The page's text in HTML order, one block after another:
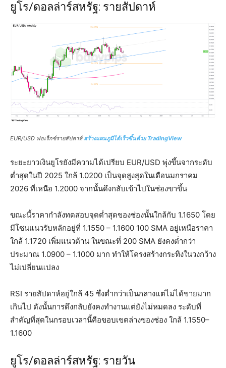
ยูโร/ดอลล่าร์สหรัฐ: รายสัปดาห์
EUR/USD ฟอเร็กซ์รายสัปดาห์ สร้างแผนภูมิได้เร็วขึ้นด้วย TradingView
ระยะยาวเงินยูโรยังมีความได้เปรียบ EUR/USD พุ่งขึ้นจากระดับ
ต่ำสุดในปี 2025 ใกล้ 1.0200 เป็นจุดสูงสุดในเดือนมกราคม
2026 ที่เหนือ 1.2000 จากนั้นดึงกลับเข้าไปในช่องขาขึ้น
ขณะนี้ราคากำลังทดสอบจุดต่ำสุดของช่องนั้นใกล้กับ 1.1650 โดย
มีโซนแนวรับหลักอยู่ที่ 1.1550 – 1.1600 100 SMA อยู่เหนือราคา
ใกล้ 1.1720 เพิ่มแนวต้าน ในขณะที่ 200 SMA ยังคงต่ำกว่า
ประมาณ 1.0900 – 1.1000 มาก ทำให้โครงสร้างกระทิงในวงกว้าง
ไม่เปลี่ยนแปลง
RSI รายสัปดาห์อยู่ใกล้ 45 ซึ่งต่ำกว่าเป็นกลางแต่ไม่ได้ขายมาก
เกินไป ดังนั้นการดึงกลับยังคงทำงานแต่ยังไม่หมดลง ระดับที่
สำคัญที่สุดในกรอบเวลานี้คือขอบเขตล่างของช่อง ใกล้ 1.1550–
1.1600
ยูโร/ดอลล่าร์สหรัฐ: รายวัน